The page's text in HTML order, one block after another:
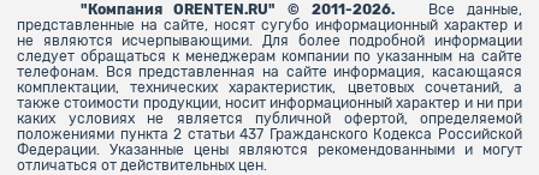
" Компания ORENTEN.RU" © 2011-2026.
Все данные,
представленные на сайте, носят сугубо информационный характер и
не являются исчерпывающими. Для более подробной информации
следует обращаться к менеджерам компании по указанным на сайте
телефонам. Вся представленная на сайте информация, касающаяся
комплектации, технических характеристик, цветовых сочетаний, а
также стоимости продукции, носит информационный характер и ни при
каких условиях не является публичной офертой, определяемой
положениями пункта 2 статьи 437 Гражданского Кодекса Российской
Федерации. Указанные цены являются рекомендованными и могут
отличаться от действительных цен.